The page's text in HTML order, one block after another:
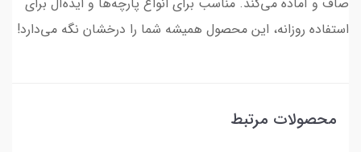
استفاده روزانه، این محصول همیشه شما را درخشان نگه می‌دارد!
محصولات مرتبط